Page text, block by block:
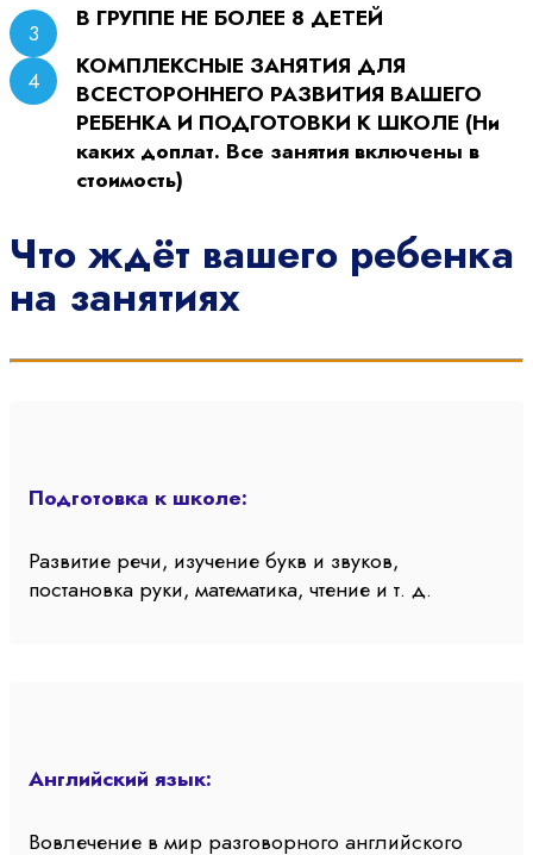
В ГРУППЕ НЕ БОЛЕЕ 8 ДЕТЕЙ
КОМПЛЕКСНЫЕ ЗАНЯТИЯ ДЛЯ
ВСЕСТОРОННЕГО РАЗВИТИЯ ВАШЕГО
РЕБЕНКА И ПОДГОТОВКИ К ШКОЛЕ (Ни
каких доплат. Все занятия включены в
стоимость)
Что ждёт вашего ребенка
на занятиях
Подготовка к школе:
Развитие речи, изучение букв и звуков,
постановка руки, математика, чтение и т. д.
Английский язык:
Вовлечение в мир разговорного английского